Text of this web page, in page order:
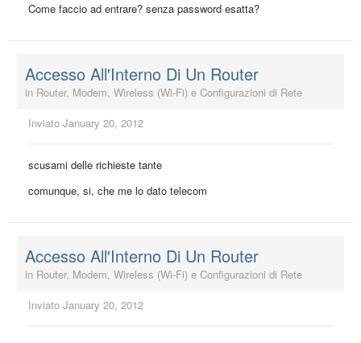
Come faccio ad entrare? senza password esatta?
Accesso All'Interno Di Un Router
in Router, Modem, Wireless (Wi-Fi) e Configurazioni di Rete
Inviato January 20, 2012
scusami delle richieste tante
comunque, si, che me lo dato telecom
Accesso All'Interno Di Un Router
in Router, Modem, Wireless (Wi-Fi) e Configurazioni di Rete
Inviato January 20, 2012